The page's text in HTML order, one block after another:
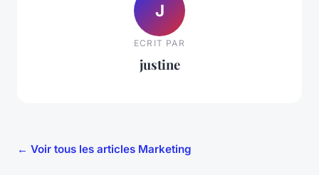
J
ECRIT PAR
justine
← Voir tous les articles Marketing